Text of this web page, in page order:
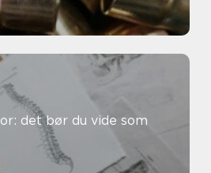
det bør du vide som